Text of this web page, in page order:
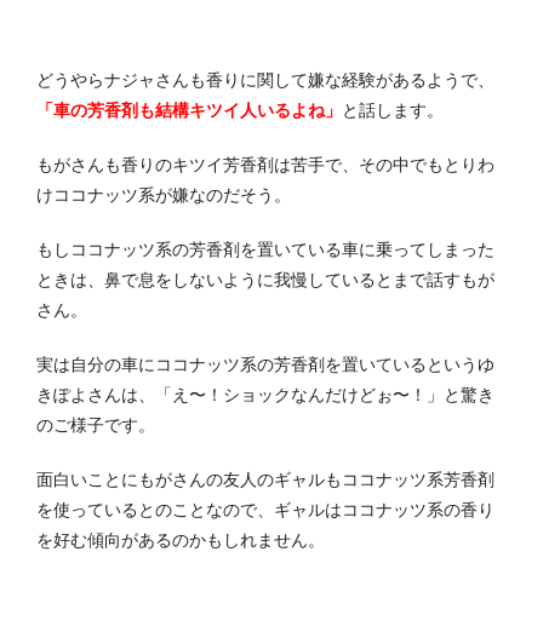
どうやらナジャさんも香りに関して嫌な経験があるようで、
「車の芳香剤も結構キツイ人いるよね」 と話します。
もがさんも香りのキツイ芳香剤は苦手で、その中でもとりわ
けココナッツ系が嫌なのだそう。
もしココナッツ系の芳香剤を置いている車に乗ってしまった
ときは、鼻で息をしないように我慢しているとまで話すもが
さん。
実は自分の車にココナッツ系の芳香剤を置いているというゆ
きぽよさんは、「え〜！ショックなんだけどぉ〜！」と驚き
のご様子です。
面白いことにもがさんの友人のギャルもココナッツ系芳香剤
を使っているとのことなので、ギャルはココナッツ系の香り
を好む傾向があるのかもしれません。